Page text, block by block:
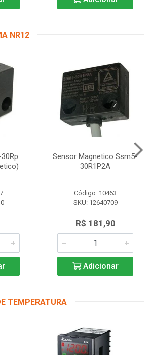
NR12
Sensor Magnetico Ssm5-
30R1P2A
Código: 10463
SKU: 12640709
R$ 181,90
Adicionar
TEMPERATURA